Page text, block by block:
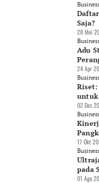
Saja?
28 Mei
Adu
24 Apr
Riset:
untuk
02 Des
17 Okt
pada
01 Agu